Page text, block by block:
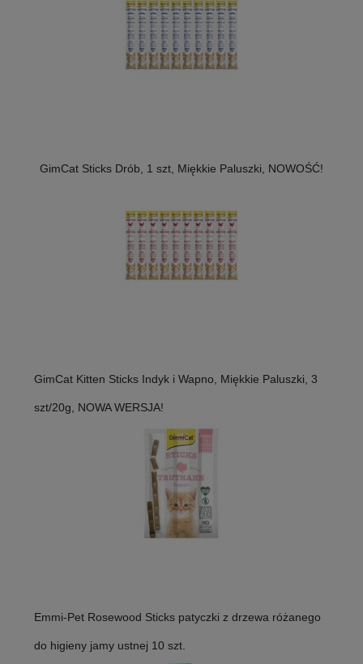
GimCat Sticks Drób, 1 szt, Miękkie Paluszki, NOWOŚĆ!
GimCat Kitten Sticks Indyk i Wapno, Miękkie Paluszki, 3
szt/20g, NOWA WERSJA!
Emmi-Pet Rosewood Sticks patyczki z drzewa różanego
do higieny jamy ustnej 10 szt.